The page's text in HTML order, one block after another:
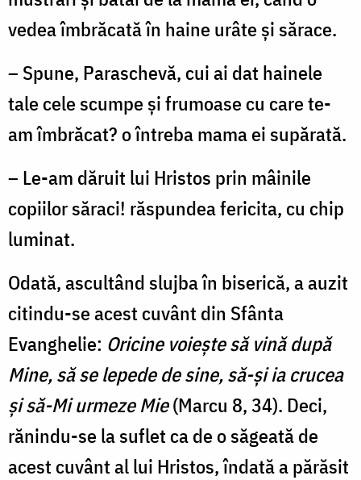
vedea îmbrăcată în haine urâte şi sărace.
– Spune, Paraschevă, cui ai dat hainele
tale cele scumpe şi frumoase cu care te-
am îmbrăcat? o întreba mama ei supărată.
– Le-am dăruit lui Hristos prin mâinile
copiilor săraci! răspundea fericita, cu chip
luminat.
Odată, ascultând slujba în biserică, a auzit
citindu-se acest cuvânt din Sfânta
Evanghelie: Oricine voieşte să vină după
Mine, să se lepede de sine, să-şi ia crucea
şi să-Mi urmeze Mie(Marcu 8, 34). Deci,
rănindu-se la suflet ca de o săgeată de
acest cuvânt al lui Hristos, îndată a părăsit